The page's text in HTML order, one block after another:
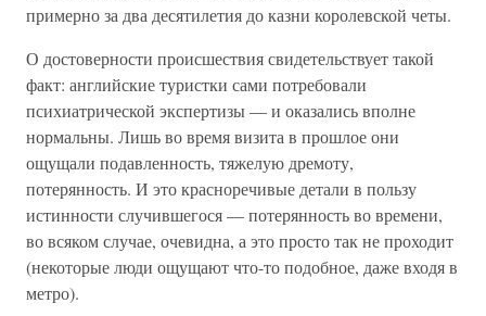
примерно за два десятилетия до казни королевской четы.
О достоверности происшествия свидетельствует такой
факт: английские туристки сами потребовали
психиатрической экспертизы — и оказались вполне
нормальны. Лишь во время визита в прошлое они
ощущали подавленность, тяжелую дремоту,
потерянность. И это красноречивые детали в пользу
истинности случившегося — потерянность во времени,
во всяком случае, очевидна, а это просто так не проходит
(некоторые люди ощущают что-то подобное, даже входя в
метро).